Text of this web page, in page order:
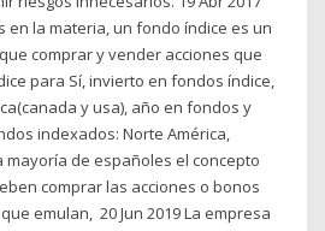
en la materia, un fondo índice es un
comprar y vender acciones que
para Sí, invierto en fondos índice,
y usa), año en fondos y
indexados: Norte América,
de españoles el concepto
comprar las acciones o bonos
emulan, 20 Jun 2019 La empresa